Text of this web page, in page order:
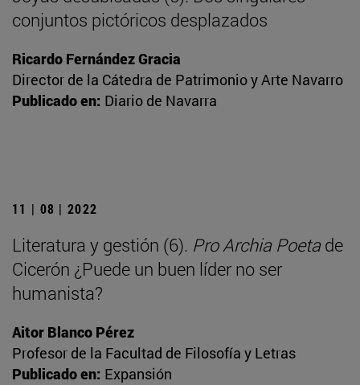
conjuntos pictóricos desplazados
Ricardo Fernández Gracia
Director de la Cátedra de Patrimonio y Arte Navarro
Publicado en: Diario de Navarra
11 | 08 | 2022
Literatura y gestión (6). Pro Archia Poetade
Cicerón ¿Puede un buen líder no ser
humanista?
Aitor Blanco Pérez
Profesor de la Facultad de Filosofía y Letras
Publicado en: Expansión